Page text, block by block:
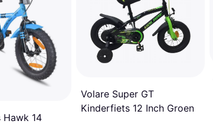
Hawk 14
Volare Super GT
Kinderfiets 12 Inch Groen